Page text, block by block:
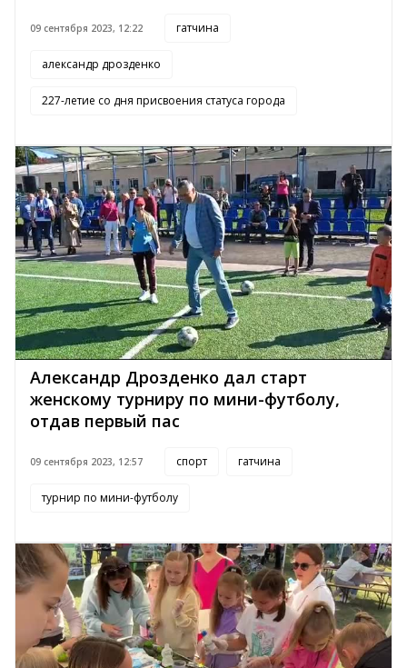
09 сентября 2023, 12:22 гатчина
александр дрозденко
227-летие со дня присвоения статуса города
Александр Дрозденко дал старт
женскому турниру по мини-футболу,
отдав первый пас
09 сентября 2023, 12:57 спорт гатчина
турнир по мини-футболу